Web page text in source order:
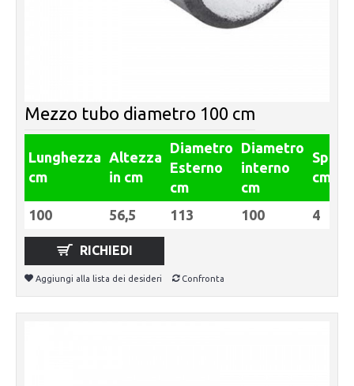
Mezzo tubo diametro 100 cm
Lunghezza
cm
Altezza
in cm
Diametro
Esterno
cm
Diametro
interno
cm
cm
100 56,5 113 100 4
RICHIEDI
Aggiungi alla lista dei desideri Confronta